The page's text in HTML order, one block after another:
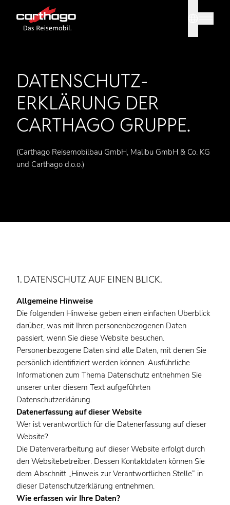
Tipp: Mit
Sprache
DATENSCHUTZ­
ERKLÄRUNG DER
CARTHAGO GRUPPE.
(Carthago Reisemobilbau GmbH, Malibu GmbH & Co. KG
und Carthago d.o.o.)
1. DATENSCHUTZ AUF EINEN BLICK.
Allgemeine Hinweise
Die folgenden Hinweise geben einen einfachen Überblick
darüber, was mit Ihren personenbezogenen Daten
passiert, wenn Sie diese Website besuchen.
Personenbezogene Daten sind alle Daten, mit denen Sie
persönlich identifiziert werden können. Ausführliche
Informationen zum Thema Datenschutz entnehmen Sie
unserer unter diesem Text aufgeführten
Datenschutzerklärung.
Datenerfassung auf dieser Website
Wer ist verantwortlich für die Datenerfassung auf dieser
Website?
Die Datenverarbeitung auf dieser Website erfolgt durch
den Websitebetreiber. Dessen Kontaktdaten können Sie
dem Abschnitt „Hinweis zur Verantwortlichen Stelle“ in
dieser Datenschutzerklärung entnehmen.
Wie erfassen wir Ihre Daten?